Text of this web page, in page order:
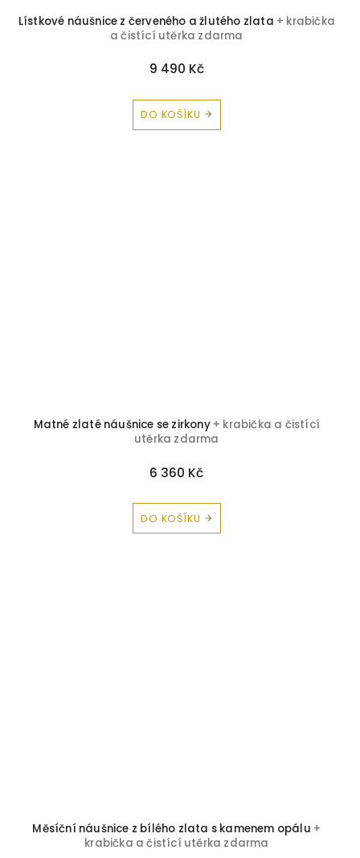
Lístkové náušnice z červeného a žlutého zlata + krabička
a čistící utěrka zdarma
9 490 Kč
DO KOŠÍKU
Matné zlaté náušnice se zirkony + krabička a čistící
utěrka zdarma
6 360 Kč
DO KOŠÍKU
Měsíční náušnice z bílého zlata s kamenem opálu +
krabička a čistící utěrka zdarma